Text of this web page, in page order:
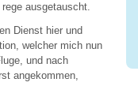
ausgetauscht.
Dienst hier und
welcher mich nun
und nach
angekommen,